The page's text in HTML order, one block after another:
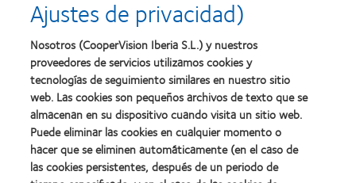
mejor
(2011)
salud
Learn
about
2012:
Premio
Manufacturing
Leadership
100
(ML
100)
(2012)
Learn
more
about
2012
Premio
internacional
REBRAND
100®
(2012)
Learn
more
about
Premio
de
la
Ajustes de privacidad)
Nosotros (CooperVision Iberia S.L.) y nuestros
proveedores de servicios utilizamos cookies y
tecnologías de seguimiento similares en nuestro sitio
web. Las cookies son pequeños archivos de texto que se
almacenan en su dispositivo cuando visita un sitio web.
Puede eliminar las cookies en cualquier momento o
hacer que se eliminen automáticamente (en el caso de
las cookies persistentes, después de un periodo de